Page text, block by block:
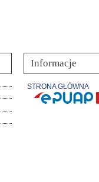
Informacje
STRONA GŁÓWNA